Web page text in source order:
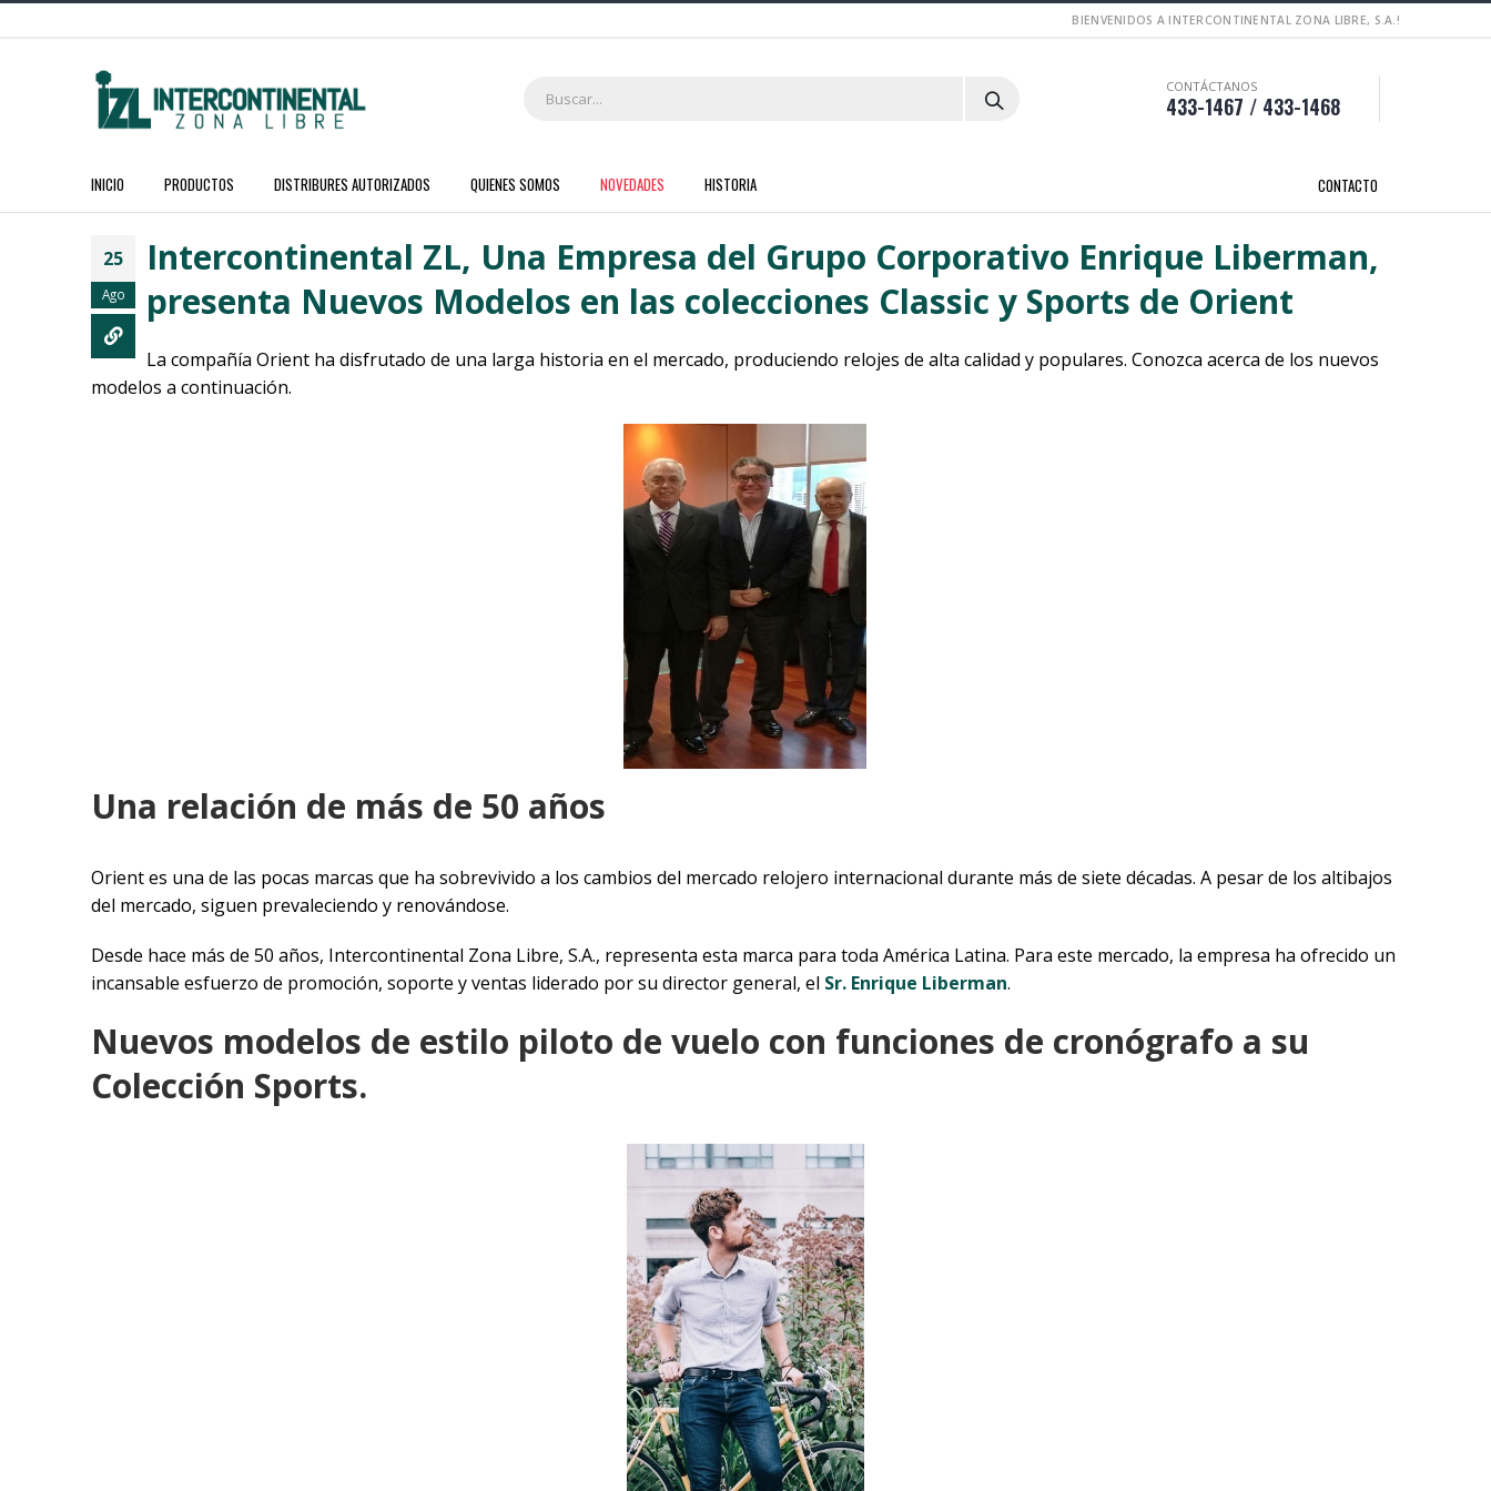
BIENVENIDOS A INTERCONTINENTAL ZONA LIBRE, S.A.!
CONTÁCTANOS
433-1467 / 433-1468
INICIO PRODUCTOS DISTRIBURES AUTORIZADOS QUIENES SOMOS NOVEDADES HISTORIA CONTACTO
25
Ago
Intercontinental ZL, Una Empresa del Grupo Corporativo Enrique Liberman,
presenta Nuevos Modelos en las colecciones Classic y Sports de Orient
La compañía Orient ha disfrutado de una larga historia en el mercado, produciendo relojes de alta calidad y populares. Conozca acerca de los nuevos
modelos a continuación.
Una relación de más de 50 años
Orient es una de las pocas marcas que ha sobrevivido a los cambios del mercado relojero internacional durante más de siete décadas. A pesar de los altibajos
del mercado, siguen prevaleciendo y renovándose.
Desde hace más de 50 años, Intercontinental Zona Libre, S.A., representa esta marca para toda América Latina. Para este mercado, la empresa ha ofrecido un
incansable esfuerzo de promoción, soporte y ventas liderado por su director general, el Sr. Enrique Liberman.
Nuevos modelos de estilo piloto de vuelo con funciones de cronógrafo a su
Colección Sports.